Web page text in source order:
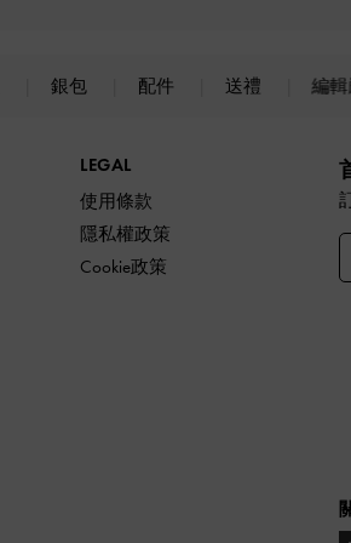
銀包 配件 送禮 編
LEGAL
使用條款
隱私權政策
Cookie政策